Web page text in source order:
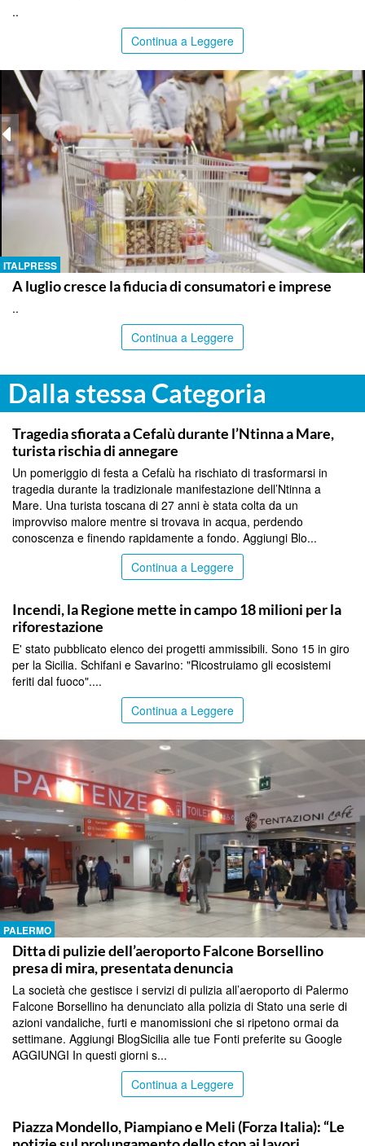
..
Continua a Leggere
ITALPRESS
A luglio cresce la fiducia di consumatori e imprese
..
Continua a Leggere
Dalla stessa Categoria
PALERMO
Tragedia sfiorata a Cefalù durante l’Ntinna a Mare,
turista rischia di annegare
Un pomeriggio di festa a Cefalù ha rischiato di trasformarsi in
tragedia durante la tradizionale manifestazione dell’Ntinna a
Mare. Una turista toscana di 27 anni è stata colta da un
improvviso malore mentre si trovava in acqua, perdendo
conoscenza e finendo rapidamente a fondo. Aggiungi Blo...
Continua a Leggere
Incendi, la Regione mette in campo 18 milioni per la
riforestazione
E' stato pubblicato elenco dei progetti ammissibili. Sono 15 in giro
per la Sicilia. Schifani e Savarino: "Ricostruiamo gli ecosistemi
feriti dal fuoco"....
Continua a Leggere
PALERMO
Ditta di pulizie dell’aeroporto Falcone Borsellino
presa di mira, presentata denuncia
La società che gestisce i servizi di pulizia all’aeroporto di Palermo
Falcone Borsellino ha denunciato alla polizia di Stato una serie di
azioni vandaliche, furti e manomissioni che si ripetono ormai da
settimane. Aggiungi BlogSicilia alle tue Fonti preferite su Google
AGGIUNGI In questi giorni s...
Continua a Leggere
Piazza Mondello, Piampiano e Meli (Forza Italia): “Le